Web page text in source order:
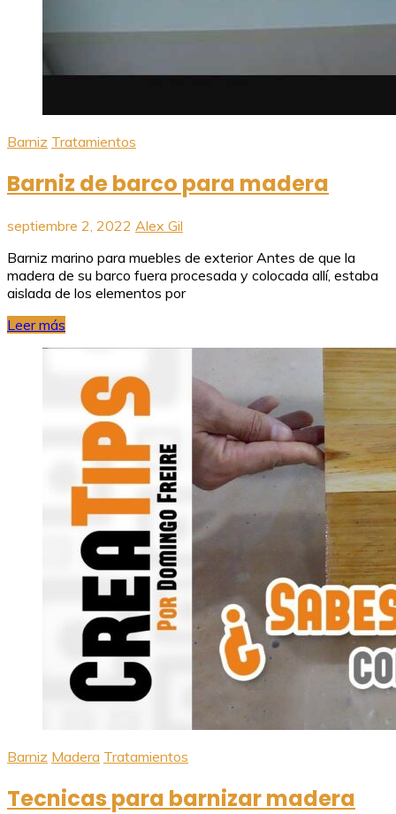
Barniz Tratamientos
Barniz de barco para madera
septiembre 2, 2022 Alex Gil
Barniz marino para muebles de exterior Antes de que la
madera de su barco fuera procesada y colocada allí, estaba
aislada de los elementos por
Leer más
Barniz Madera Tratamientos
Tecnicas para barnizar madera